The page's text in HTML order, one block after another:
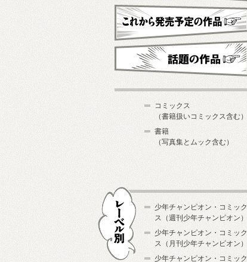
新刊・近刊
これから発売予定
コミックス
（書籍扱いコミックス含む）
書籍
（写真集とムック含む）
少年チャンピオン・コミック
ス（週刊少年チャンピオン）
少年チャンピオン・コミック
ス（月刊少年チャンピオン）
少年チャンピオン・コミック